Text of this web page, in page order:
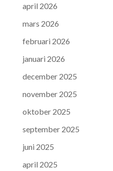
april 2026
mars 2026
februari 2026
januari 2026
december 2025
november 2025
oktober 2025
september 2025
juni 2025
april 2025